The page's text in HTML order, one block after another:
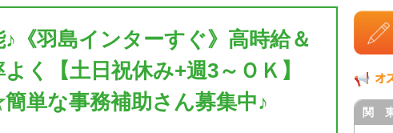
《羽島インターすぐ》高時給＆
く【土日祝休み+週3～ＯＫ】
単な事務補助さん募集中♪
関